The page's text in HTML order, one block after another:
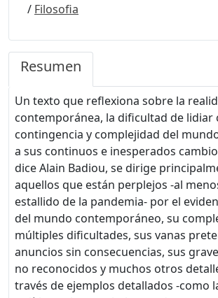
/ Filosofia
Resumen
Un texto que reflexiona sobre la
contemporánea, la dificultad de lidiar
contingencia y complejidad del
a sus continuos e inesperados
dice Alain Badiou, se dirige
aquellos que están perplejos -al
estallido de la pandemia- por el
del mundo contemporáneo, su
múltiples dificultades, sus vanas
anuncios sin consecuencias, sus
no reconocidos y muchos otros
través de ejemplos detallados -como